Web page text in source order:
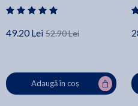
49.20 Lei 52.90 Lei
Adaugă în coș